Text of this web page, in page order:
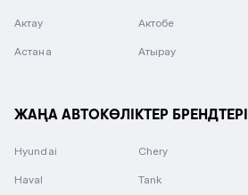
Актау Актобе
Астана Атырау
ЖАҢА АВТОКӨЛІКТЕР БРЕНДТЕРІ
Hyundai Chery
Haval Tank